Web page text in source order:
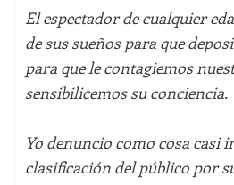
El espectador de cualquier
de sus sueños para que
para que le contagiemos
sensibilicemos su conciencia.
Yo denuncio como cosa casi
clasificación del público por